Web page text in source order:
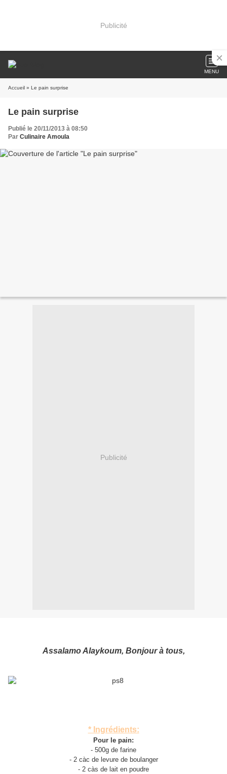
Publicité
MENU
Accueil » Le pain surprise
Le pain surprise
Publié le 20/11/2013 à 08:50
Par Culinaire Amoula
Publicité
Assalamo Alaykoum, Bonjour à tous,
* Ingrédients:
Pour le pain:
- 500g de farine
- 2 càc de levure de boulanger
- 2 càs de lait en poudre